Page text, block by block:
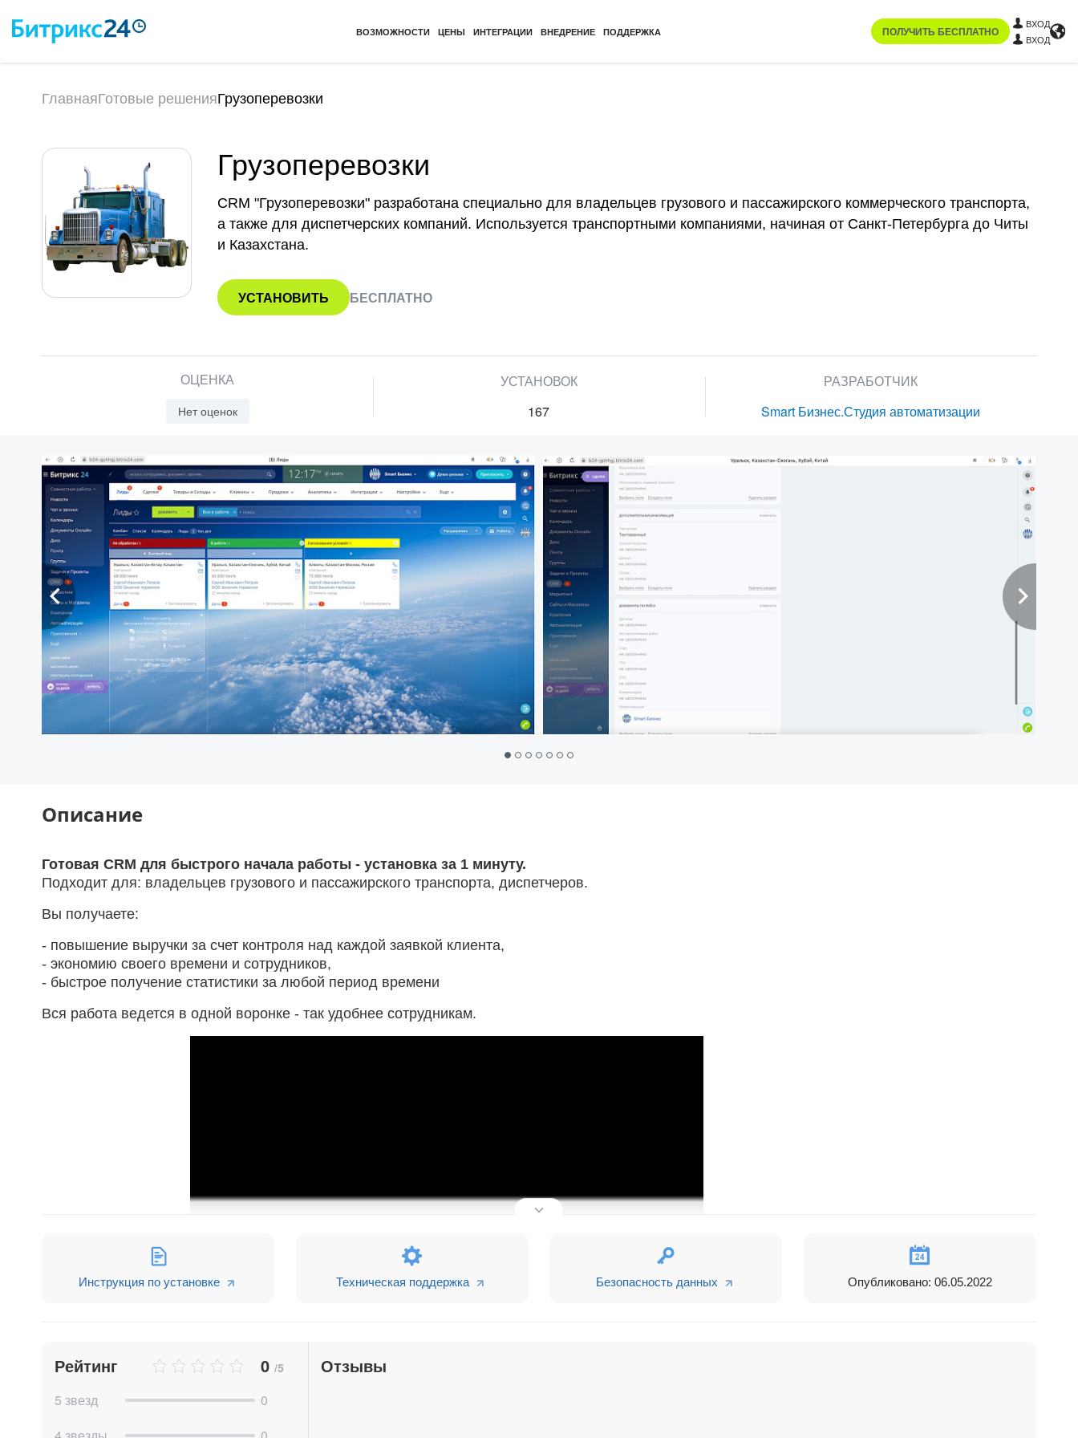
ВОЗМОЖНОСТИ ЦЕНЫ ИНТЕГРАЦИИ ВНЕДРЕНИЕ ПОДДЕРЖКА ПОЛУЧИТЬ БЕСПЛАТНО
ВХОД
ВХОД
ГлавнаяГотовые решенияГрузоперевозки
Грузоперевозки
CRM "Грузоперевозки" разработана специально для владельцев грузового и пассажирского коммерческого транспорта,
а также для диспетчерских компаний. Используется транспортными компаниями, начиная от Санкт-Петербурга до Читы
и Казахстана.
УСТАНОВИТЬ БЕСПЛАТНО
ОЦЕНКА
Нет оценок
УСТАНОВОК
167
РАЗРАБОТЧИК
Smart Бизнес.Студия автоматизации
Описание
Готовая CRM для быстрого начала работы - установка за 1 минуту.
Подходит для: владельцев грузового и пассажирского транспорта, диспетчеров.
Вы получаете:
- повышение выручки за счет контроля над каждой заявкой клиента,
- экономию своего времени и сотрудников,
- быстрое получение статистики за любой период времени
Вся работа ведется в одной воронке - так удобнее сотрудникам.
необходимости прикреплять важные документы (договор) и уведомлять клиента.
Инструкция по установке Техническая поддержка Безопасность данных Опубликовано: 06.05.2022
Рейтинг 0 /5
5 звезд
0
Отзывы